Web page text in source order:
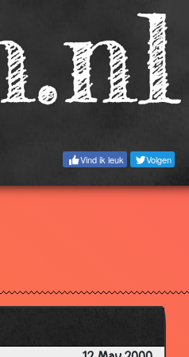
Vind ik leuk Volgen
3.34
3.18
2.97
3.21
2.34